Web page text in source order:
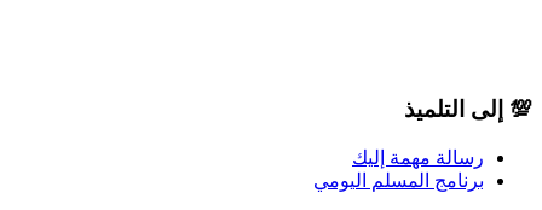
💯 إلى التلميذ
رسالة مهمة إليك
برنامج المسلم اليومي